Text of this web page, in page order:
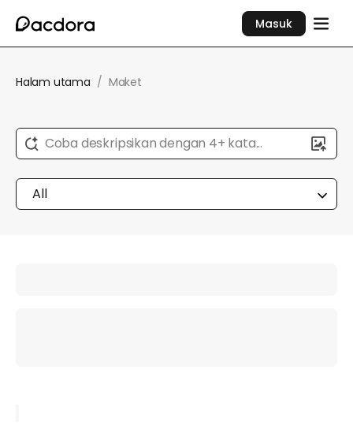
Masuk
Halam utama / Maket
Coba deskripsikan dengan 4+ kata...
All